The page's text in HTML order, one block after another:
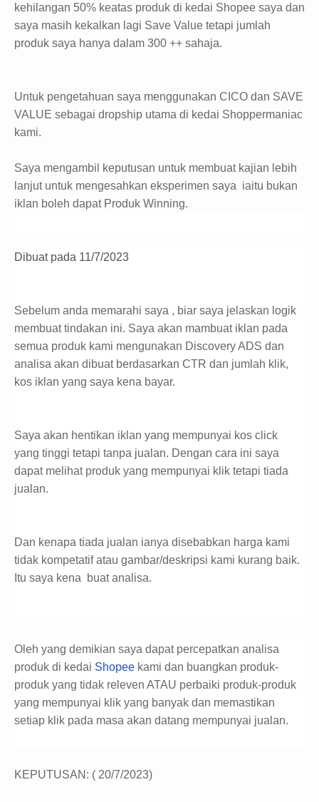
kehilangan 50% keatas produk di kedai Shopee saya dan
saya masih kekalkan lagi Save Value tetapi jumlah
produk saya hanya dalam 300 ++ sahaja.
Untuk pengetahuan saya menggunakan CICO dan SAVE
VALUE sebagai dropship utama di kedai Shoppermaniac
kami.
Saya mengambil keputusan untuk membuat kajian lebih
lanjut untuk mengesahkan eksperimen saya iaitu bukan
iklan boleh dapat Produk Winning.
Dibuat pada 11/7/2023
Sebelum anda memarahi saya , biar saya jelaskan logik
membuat tindakan ini. Saya akan mambuat iklan pada
semua produk kami mengunakan Discovery ADS dan
analisa akan dibuat berdasarkan CTR dan jumlah klik,
kos iklan yang saya kena bayar.
Saya akan hentikan iklan yang mempunyai kos click
yang tinggi tetapi tanpa jualan. Dengan cara ini saya
dapat melihat produk yang mempunyai klik tetapi tiada
jualan.
Dan kenapa tiada jualan ianya disebabkan harga kami
tidak kompetatif atau gambar/deskripsi kami kurang baik.
Itu saya kena buat analisa.
Oleh yang demikian saya dapat percepatkan analisa
produk di kedai Shopee kami dan buangkan produk-
produk yang tidak releven ATAU perbaiki produk-produk
yang mempunyai klik yang banyak dan memastikan
setiap klik pada masa akan datang mempunyai jualan.
KEPUTUSAN: ( 20/7/2023)